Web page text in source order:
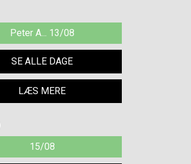
Peter A... 13/08
SE ALLE DAGE
LÆS MERE
15/08